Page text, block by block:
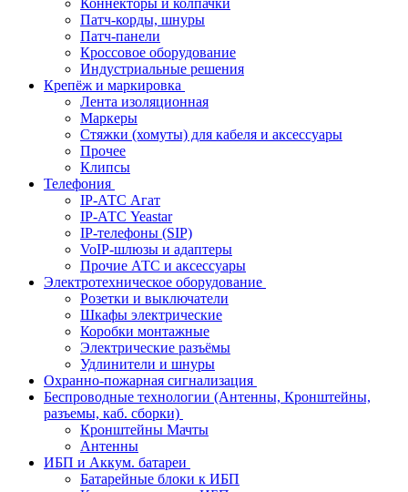
Коннекторы и колпачки
Патч-корды, шнуры
Патч-панели
Кроссовое оборудование
Индустриальные решения
Крепёж и маркировка
Лента изоляционная
Маркеры
Стяжки (хомуты) для кабеля и аксессуары
Прочее
Клипсы
Телефония
IP-АТС Агат
IP-АТС Yeastar
IP-телефоны (SIP)
VoIP-шлюзы и адаптеры
Прочие АТС и аксессуары
Электротехническое оборудование
Розетки и выключатели
Шкафы электрические
Коробки монтажные
Электрические разъёмы
Удлинители и шнуры
Охранно-пожарная сигнализация
Беспроводные технологии (Антенны, Кронштейны,
разъемы, каб. сборки)
Кронштейны Мачты
Антенны
ИБП и Аккум. батареи
Батарейные блоки к ИБП